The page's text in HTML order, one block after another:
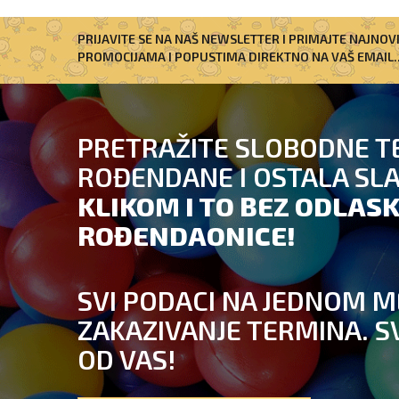
PRIJAVITE SE NA NAŠ NEWSLETTER I PRIMAJTE
PROMOCIJAMA I POPUSTIMA DIREKTNO NA VAŠ
PRETRAŽITE SLOBODNE
ROĐENDANE I OSTALA
KLIKOM I TO BEZ
ROĐENDAONICE!
SVI PODACI NA JEDNOM
ZAKAZIVANJE TERMINA.
OD VAS!